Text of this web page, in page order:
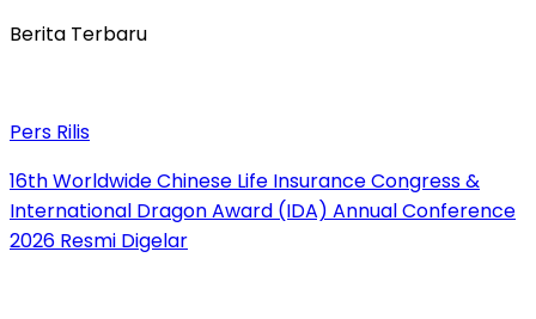
Berita Terbaru
Pers Rilis
16th Worldwide Chinese Life Insurance Congress &
International Dragon Award (IDA) Annual Conference
2026 Resmi Digelar